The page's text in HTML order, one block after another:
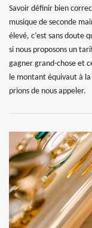
Savoir définir bien
musique de seconde
élevé, c’est sans doute
si nous proposons un
gagner grand-chose et
le montant équivaut à la
prions de nous appeler.